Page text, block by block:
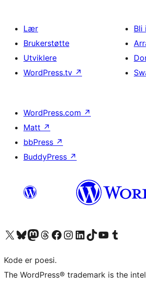
Lær
Brukerstøtte
Utviklere
WordPress.tv ↗
Bli
WordPress.com ↗
Matt ↗
bbPress ↗
BuddyPress ↗
Besøk vår konto på X Visit our Bluesky account
Besøk vår Mastodon-konto
Visit our Threads account
Besøk vår Facebook-sideBesøk vår Instagram-konto
Besøk vår LinkedIn-konto
Visit our TikTok account
Visit our YouTube channel
Visit our Tumblr account
Kode er poesi.
The WordPress® trademark is the